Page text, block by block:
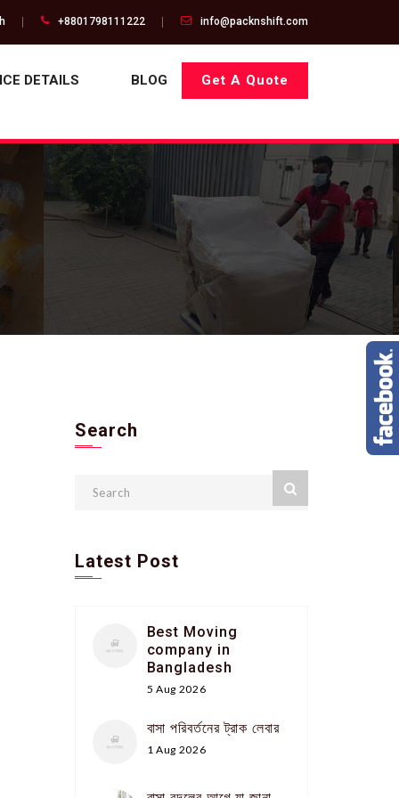
+8801798111222 info@packnshift.com
DETAILS BLOG Get A Quote
Search
Latest Post
Best Moving
company in
Bangladesh
5 Aug 2026
বাসা পরিবর্তনের ট্রাক লেবার
1 Aug 2026